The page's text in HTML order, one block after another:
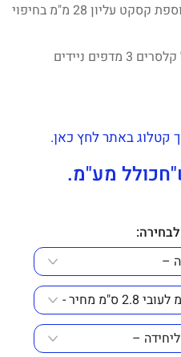
הארונית בנויה מלמין 17 מ"מ בתוספת קסקט עליון 28 מ"מ בחיפוי
הארונית מחולקת ל- 4 קומות של קלסרים 3 מדפים ניידים
קטלוג באתר לחץ כאן.